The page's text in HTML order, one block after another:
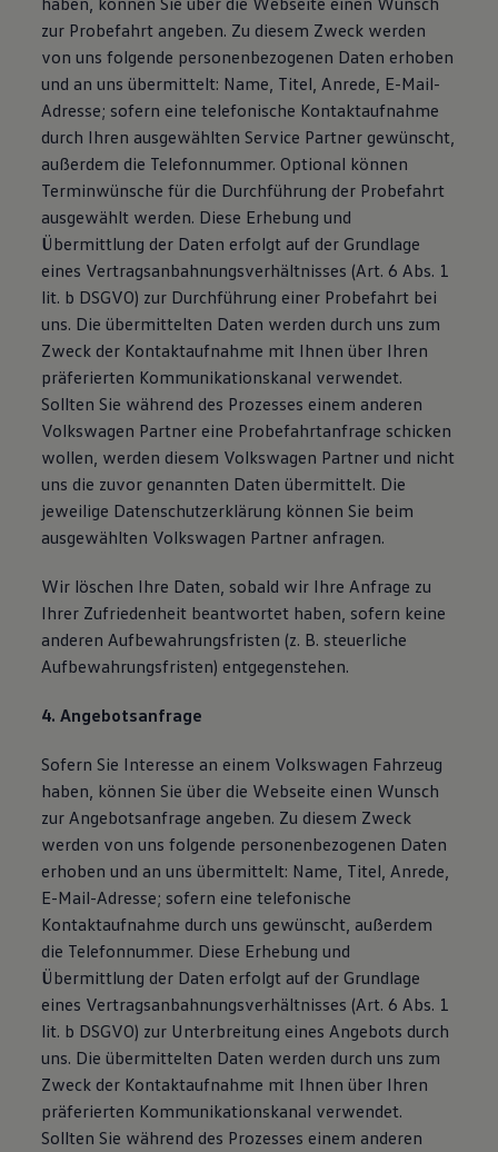
zur Probefahrt angeben. Zu diesem Zweck werden
von uns folgende personenbezogenen Daten erhoben
und an uns übermittelt: Name, Titel, Anrede, E-Mail-
Adresse; sofern eine telefonische Kontaktaufnahme
durch Ihren ausgewählten Service Partner gewünscht,
außerdem die Telefonnummer. Optional können
Terminwünsche für die Durchführung der Probefahrt
ausgewählt werden. Diese Erhebung und
Übermittlung der Daten erfolgt auf der Grundlage
eines Vertragsanbahnungsverhältnisses (Art. 6 Abs. 1
lit. b DSGVO) zur Durchführung einer Probefahrt bei
uns. Die übermittelten Daten werden durch uns zum
Zweck der Kontaktaufnahme mit Ihnen über Ihren
präferierten Kommunikationskanal verwendet.
Sollten Sie während des Prozesses einem anderen
Volkswagen Partner eine Probefahrtanfrage schicken
wollen, werden diesem Volkswagen Partner und nicht
uns die zuvor genannten Daten übermittelt. Die
jeweilige Datenschutzerklärung können Sie beim
ausgewählten Volkswagen Partner anfragen.
Wir löschen Ihre Daten, sobald wir Ihre Anfrage zu
Ihrer Zufriedenheit beantwortet haben, sofern keine
anderen Aufbewahrungsfristen (z. B. steuerliche
Aufbewahrungsfristen) entgegenstehen.
4. Angebotsanfrage
Sofern Sie Interesse an einem Volkswagen Fahrzeug
haben, können Sie über die Webseite einen Wunsch
zur Angebotsanfrage angeben. Zu diesem Zweck
werden von uns folgende personenbezogenen Daten
erhoben und an uns übermittelt: Name, Titel, Anrede,
E-Mail-Adresse; sofern eine telefonische
Kontaktaufnahme durch uns gewünscht, außerdem
die Telefonnummer. Diese Erhebung und
Übermittlung der Daten erfolgt auf der Grundlage
eines Vertragsanbahnungsverhältnisses (Art. 6 Abs. 1
lit. b DSGVO) zur Unterbreitung eines Angebots durch
uns. Die übermittelten Daten werden durch uns zum
Zweck der Kontaktaufnahme mit Ihnen über Ihren
präferierten Kommunikationskanal verwendet.
Sollten Sie während des Prozesses einem anderen